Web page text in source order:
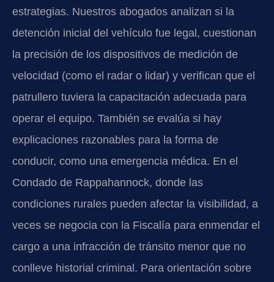
estrategias. Nuestros abogados analizan si la
detención inicial del vehículo fue legal, cuestionan
la precisión de los dispositivos de medición de
velocidad (como el radar o lidar) y verifican que el
patrullero tuviera la capacitación adecuada para
operar el equipo. También se evalúa si hay
explicaciones razonables para la forma de
conducir, como una emergencia médica. En el
Condado de Rappahannock, donde las
condiciones rurales pueden afectar la visibilidad, a
veces se negocia con la Fiscalía para enmendar el
cargo a una infracción de tránsito menor que no
conlleve historial criminal. Para orientación sobre